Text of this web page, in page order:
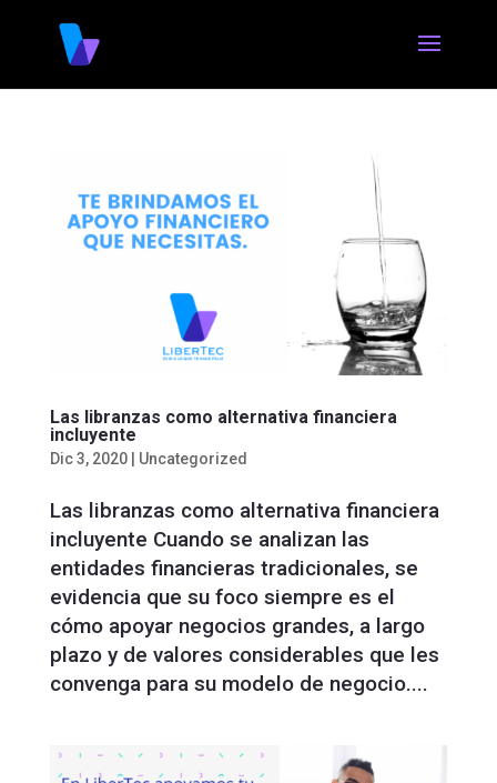
Las libranzas como alternativa financiera
incluyente
Dic 3, 2020| Uncategorized
Las libranzas como alternativa financiera
incluyente Cuando se analizan las
entidades financieras tradicionales, se
evidencia que su foco siempre es el
cómo apoyar negocios grandes, a largo
plazo y de valores considerables que les
convenga para su modelo de negocio....